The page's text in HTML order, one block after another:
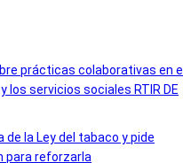
prácticas colaborativas en
los servicios sociales RTIR DE
de la Ley del tabaco y pide
para reforzarla